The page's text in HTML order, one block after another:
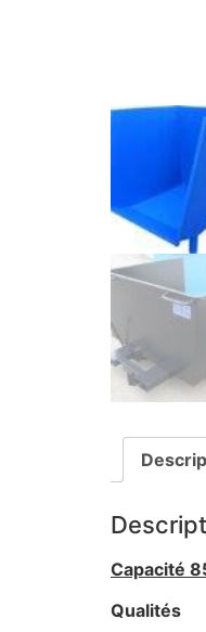
Capacité
Qualités